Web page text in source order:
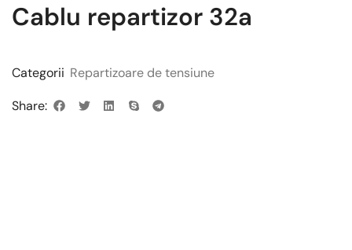
Cablu repartizor 32a
Categorii Repartizoare de tensiune
Share: